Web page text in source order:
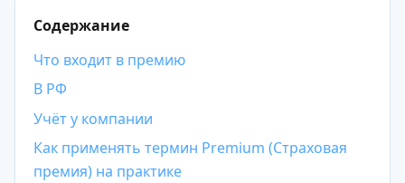
Каталог
Содержание
Что входит в премию
В РФ
Учёт у компании
Как применять термин Premium (Страховая
премия) на практике